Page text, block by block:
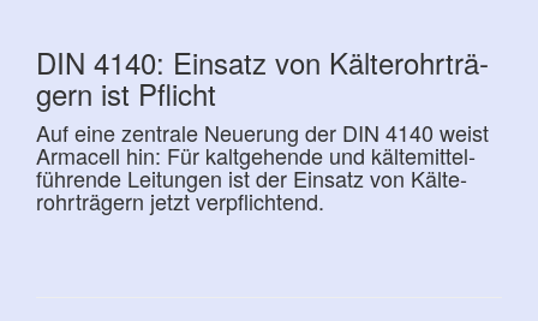
DIN 4140: Einsatz von Kälte­rohr­trä­
gern ist Pflicht
Auf eine zentrale Neue­rung der DIN 4140 weist
Arma­cell hin: Für kalt­gehende und kälte­mittel­
füh­rende Leitungen ist der Ein­satz von Kälte­
rohr­trä­gern jetzt ver­pflich­tend.